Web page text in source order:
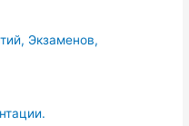
Экзаменов,